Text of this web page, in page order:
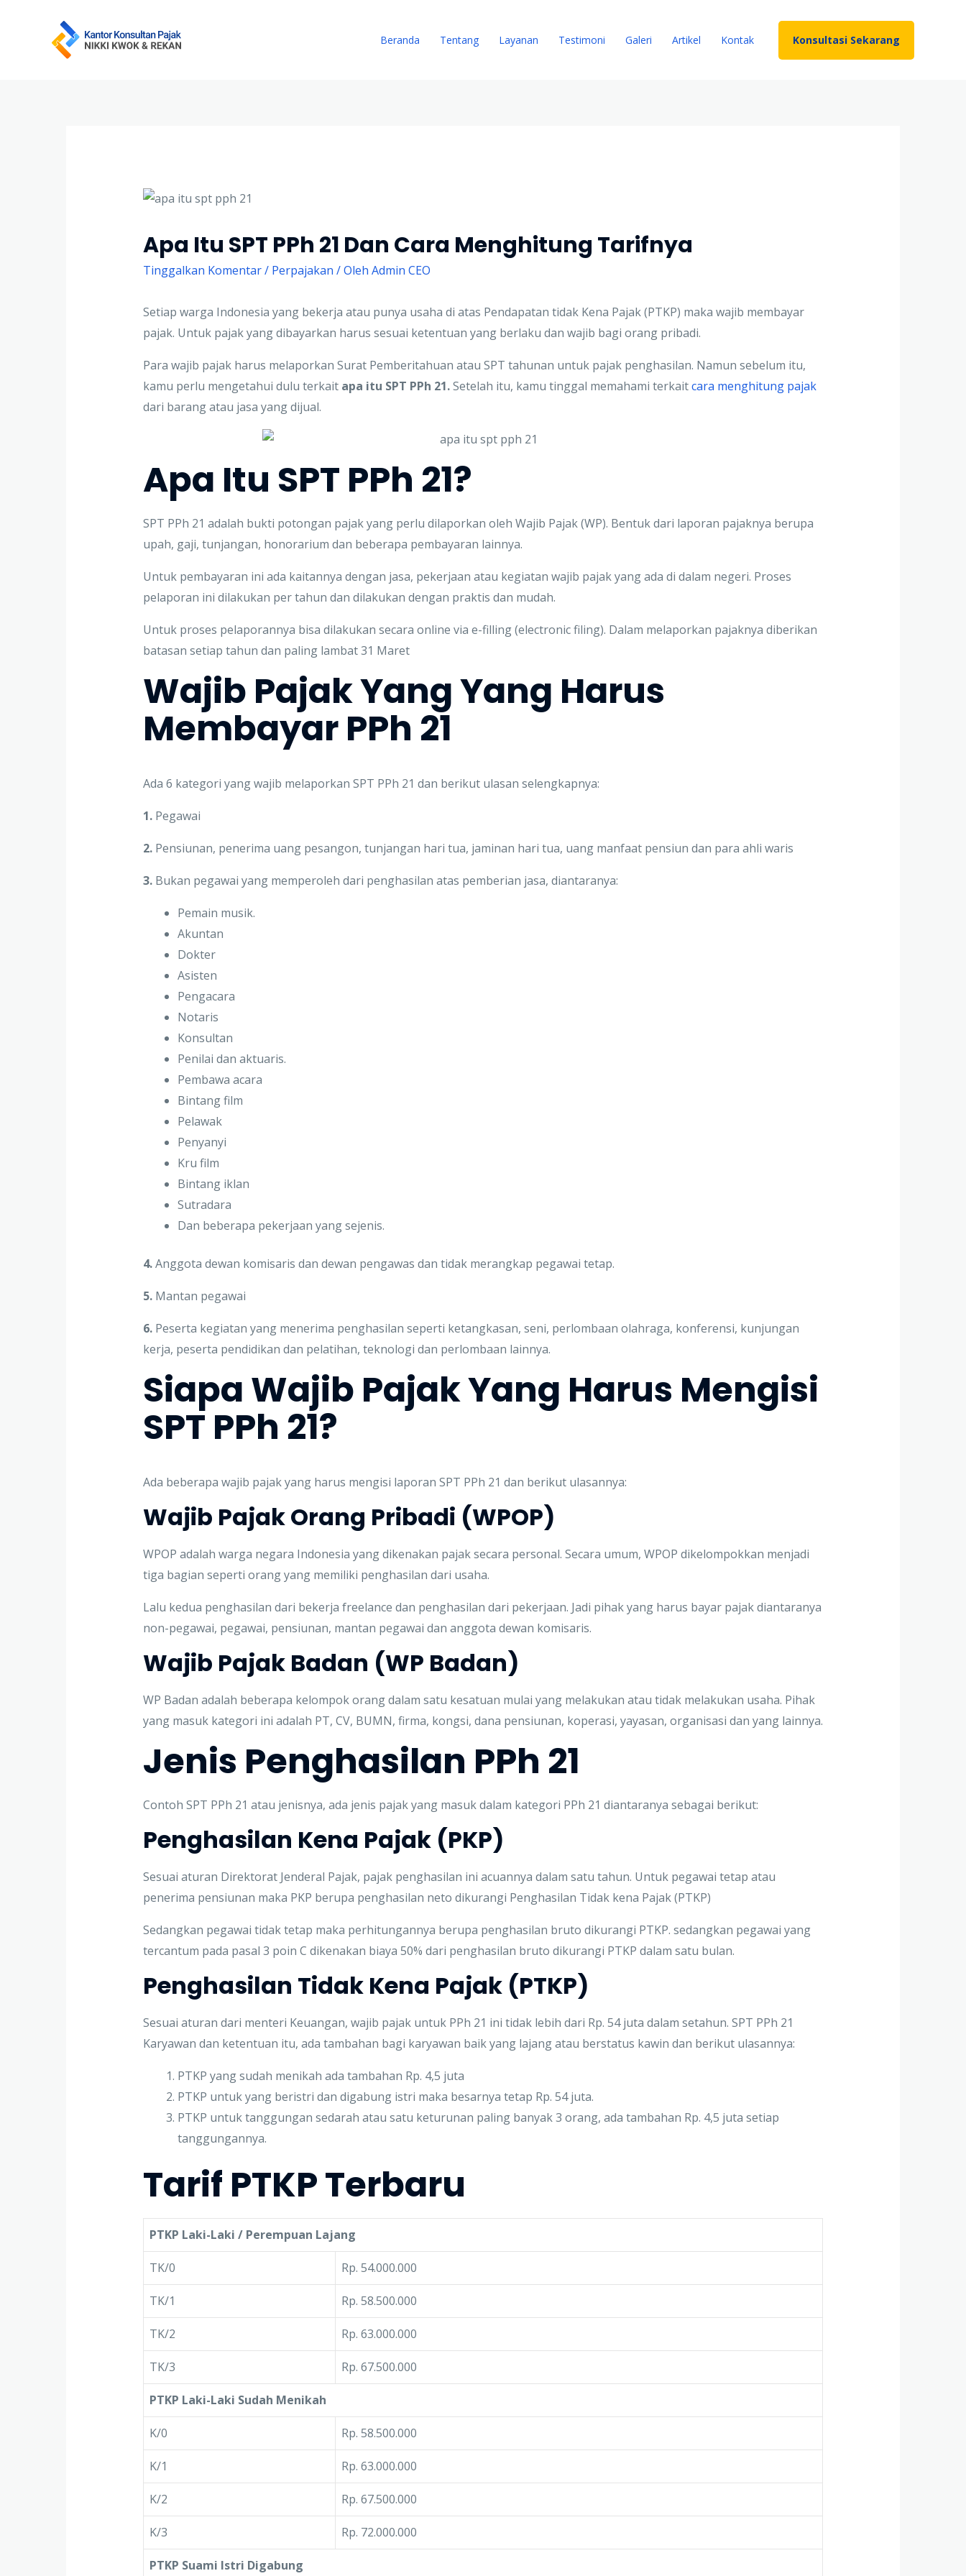
Beranda Tentang Layanan Testimoni Galeri Artikel Kontak Konsultasi Sekarang
Apa Itu SPT PPh 21 Dan Cara Menghitung Tarifnya
Tinggalkan Komentar/ Perpajakan / Oleh Admin CEO
Setiap warga Indonesia yang bekerja atau punya usaha di atas Pendapatan tidak Kena Pajak (PTKP) maka wajib membayar
pajak. Untuk pajak yang dibayarkan harus sesuai ketentuan yang berlaku dan wajib bagi orang pribadi.
Para wajib pajak harus melaporkan Surat Pemberitahuan atau SPT tahunan untuk pajak penghasilan. Namun sebelum itu,
kamu perlu mengetahui dulu terkait apa itu SPT PPh 21.Setelah itu, kamu tinggal memahami terkaitcara menghitung pajak
dari barang atau jasa yang dijual.
Apa Itu SPT PPh 21?
SPT PPh 21 adalah bukti potongan pajak yang perlu dilaporkan oleh Wajib Pajak (WP). Bentuk dari laporan pajaknya berupa
upah, gaji, tunjangan, honorarium dan beberapa pembayaran lainnya.
Untuk pembayaran ini ada kaitannya dengan jasa, pekerjaan atau kegiatan wajib pajak yang ada di dalam negeri. Proses
pelaporan ini dilakukan per tahun dan dilakukan dengan praktis dan mudah.
Untuk proses pelaporannya bisa dilakukan secara online via e-filling (electronic filing). Dalam melaporkan pajaknya diberikan
batasan setiap tahun dan paling lambat 31 Maret
Wajib Pajak Yang Yang Harus
Membayar PPh 21
Ada 6 kategori yang wajib melaporkan SPT PPh 21 dan berikut ulasan selengkapnya:
1.Pegawai
2.Pensiunan, penerima uang pesangon, tunjangan hari tua, jaminan hari tua, uang manfaat pensiun dan para ahli waris
3.Bukan pegawai yang memperoleh dari penghasilan atas pemberian jasa, diantaranya:
Pemain musik.
Akuntan
Dokter
Asisten
Pengacara
Notaris
Konsultan
Penilai dan aktuaris.
Pembawa acara
Bintang film
Pelawak
Penyanyi
Kru film
Bintang iklan
Sutradara
Dan beberapa pekerjaan yang sejenis.
4.Anggota dewan komisaris dan dewan pengawas dan tidak merangkap pegawai tetap.
5.Mantan pegawai
6.Peserta kegiatan yang menerima penghasilan seperti ketangkasan, seni, perlombaan olahraga, konferensi, kunjungan
kerja, peserta pendidikan dan pelatihan, teknologi dan perlombaan lainnya.
Siapa Wajib Pajak Yang Harus Mengisi
SPT PPh 21?
Ada beberapa wajib pajak yang harus mengisi laporan SPT PPh 21 dan berikut ulasannya:
Wajib Pajak Orang Pribadi (WPOP)
WPOP adalah warga negara Indonesia yang dikenakan pajak secara personal. Secara umum, WPOP dikelompokkan menjadi
tiga bagian seperti orang yang memiliki penghasilan dari usaha.
Lalu kedua penghasilan dari bekerja freelance dan penghasilan dari pekerjaan. Jadi pihak yang harus bayar pajak diantaranya
non-pegawai, pegawai, pensiunan, mantan pegawai dan anggota dewan komisaris.
Wajib Pajak Badan (WP Badan)
WP Badan adalah beberapa kelompok orang dalam satu kesatuan mulai yang melakukan atau tidak melakukan usaha. Pihak
yang masuk kategori ini adalah PT, CV, BUMN, firma, kongsi, dana pensiunan, koperasi, yayasan, organisasi dan yang lainnya.
Jenis Penghasilan PPh 21
Contoh SPT PPh 21 atau jenisnya, ada jenis pajak yang masuk dalam kategori PPh 21 diantaranya sebagai berikut:
Penghasilan Kena Pajak (PKP)
Sesuai aturan Direktorat Jenderal Pajak, pajak penghasilan ini acuannya dalam satu tahun. Untuk pegawai tetap atau
penerima pensiunan maka PKP berupa penghasilan neto dikurangi Penghasilan Tidak kena Pajak (PTKP)
Sedangkan pegawai tidak tetap maka perhitungannya berupa penghasilan bruto dikurangi PTKP. sedangkan pegawai yang
tercantum pada pasal 3 poin C dikenakan biaya 50% dari penghasilan bruto dikurangi PTKP dalam satu bulan.
Penghasilan Tidak Kena Pajak (PTKP)
Sesuai aturan dari menteri Keuangan, wajib pajak untuk PPh 21 ini tidak lebih dari Rp. 54 juta dalam setahun. SPT PPh 21
Karyawan dan ketentuan itu, ada tambahan bagi karyawan baik yang lajang atau berstatus kawin dan berikut ulasannya:
PTKP yang sudah menikah ada tambahan Rp. 4,5 juta
PTKP untuk yang beristri dan digabung istri maka besarnya tetap Rp. 54 juta.
PTKP untuk tanggungan sedarah atau satu keturunan paling banyak 3 orang, ada tambahan Rp. 4,5 juta setiap
tanggungannya.
Tarif PTKP Terbaru
PTKP Laki-Laki / Perempuan Lajang
TK/0 Rp. 54.000.000
TK/1 Rp. 58.500.000
TK/2 Rp. 63.000.000
TK/3 Rp. 67.500.000
PTKP Laki-Laki Sudah Menikah
K/0 Rp. 58.500.000
K/1 Rp. 63.000.000
K/2 Rp. 67.500.000
K/3 Rp. 72.000.000
PTKP Suami Istri Digabung